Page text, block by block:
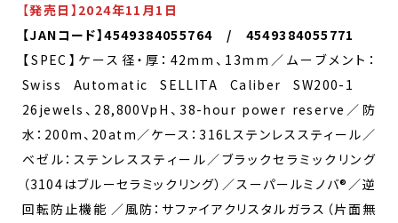
【発売日】2024年11月1日
【JANコード】4549384055764 / 4549384055771
【SPEC】ケース径・厚：42mm、13mm／ムーブメント：
Swiss Automatic SELLITA Caliber SW200-1
26jewels、28,800VpH、38-hour power reserve／防
水：200m、20atm／ケース：316Lステンレススティール／
ベゼル：ステンレススティール／ブラックセラミックリング
（3104はブルーセラミックリング）／スーパールミノバ®／逆
回転防止機能 ／風防：サファイアクリスタルガラス（片面無